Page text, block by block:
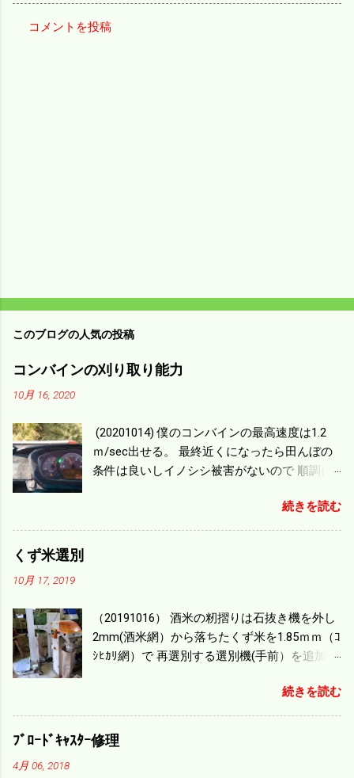
コメントを投稿
このブログの人気の投稿
コンバインの刈り取り能力
10月 16, 2020
(20201014) 僕のコンバインの最高速度は1.2
ｍ/sec出せる。 最終近くになったら田んぼの
条件は良いしイノシシ被害がないので 順調に
ｍ/min、4.32ｋｍ/hrになり 幅は約2ｍだから
0.864/haの作業能力がある。 実際は回転した
機の容量、籾摺りの能力などのバランスの問
題で 今の機種で満足している。 というより買
った時はまだ耕作面積が少なく手が出せ 無か
のがある。キャビン付きだから一度は乗って
みたいと思う。 町内では5条刈りの100㎰で作
業する人がいる。 秋作業は儲かるというのが
続きを読む
くず米選別
10月 17, 2019
（20191016） 酒米の籾摺りは石抜き機を外し
2mm(酒米網）から落ちたくず米を1.85ｍｍ（ｺ
ｼﾋｶﾘ網）で 再選別する選別機(手前）を追加す
ず米より2倍近い値段になる。 後で選別するの
には手間がかかるので 一度に選別するやり方
を随分前からこの方式にした。 今年は酒米30
㎏を40袋したところで未熟が3袋出る。 1.85ｍ
続きを読む
ﾌﾞﾛｰﾄﾞｷｬｽﾀｰ修理
4月 06, 2018